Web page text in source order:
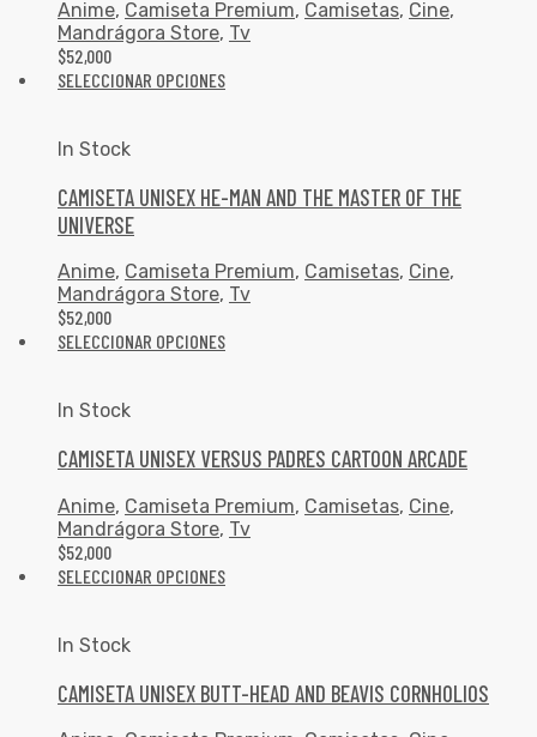
Anime, Camiseta Premium, Camisetas, Cine,
Mandrágora Store, Tv
$52,000
SELECCIONAR OPCIONES
In Stock
CAMISETA UNISEX HE-MAN AND THE MASTER OF THE
UNIVERSE
Anime, Camiseta Premium, Camisetas, Cine,
Mandrágora Store, Tv
$52,000
SELECCIONAR OPCIONES
In Stock
CAMISETA UNISEX VERSUS PADRES CARTOON ARCADE
Anime, Camiseta Premium, Camisetas, Cine,
Mandrágora Store, Tv
$52,000
SELECCIONAR OPCIONES
In Stock
CAMISETA UNISEX BUTT-HEAD AND BEAVIS CORNHOLIOS